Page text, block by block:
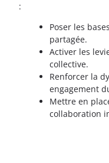
:
Poser les
partagée.
Activer les
collective.
Renforcer la
engagement
Mettre en
collaboration